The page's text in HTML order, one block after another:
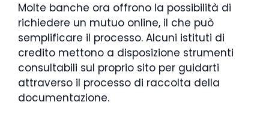
Molte banche ora offrono la possibilità di
richiedere un mutuo online, il che può
semplificare il processo. Alcuni istituti di
credito mettono a disposizione strumenti
consultabili sul proprio sito per guidarti
attraverso il processo di raccolta della
documentazione.